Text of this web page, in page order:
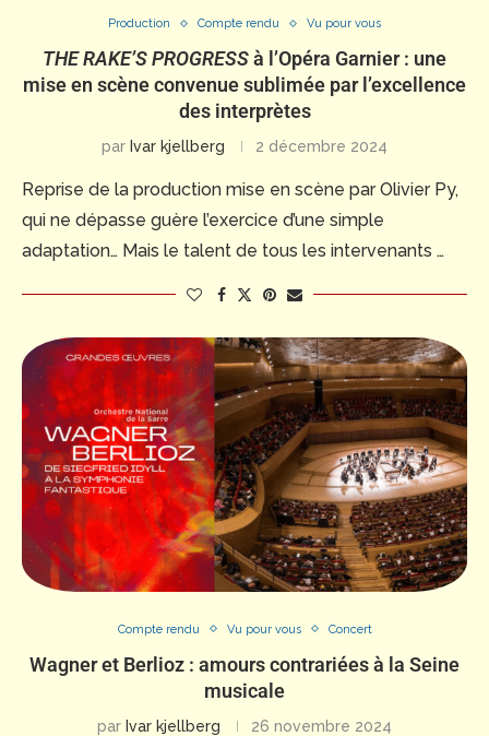
Production Compte rendu Vu pour vous
THE RAKE’S PROGRESSà l’Opéra Garnier : une
mise en scène convenue sublimée par l’excellence
des interprètes
par Ivar kjellberg 2 décembre 2024
Reprise de la production mise en scène par Olivier Py,
qui ne dépasse guère l’exercice d’une simple
adaptation… Mais le talent de tous les intervenants …
Compte rendu Vu pour vous Concert
Wagner et Berlioz : amours contrariées à la Seine
musicale
par Ivar kjellberg 26 novembre 2024